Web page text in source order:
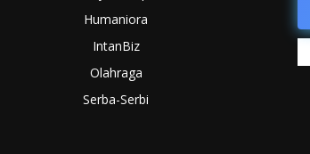
Humaniora
IntanBiz
Olahraga
Serba-Serbi